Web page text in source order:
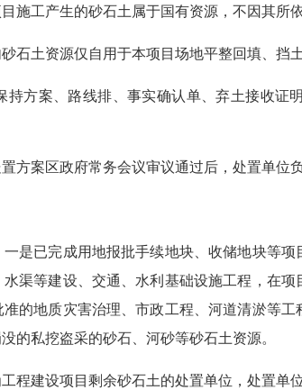
工产生的砂石土属于国有资源，不因其所依
土资源仅自用于本项目场地平整回填、挡土
案、路线排、事实确认单、弃土接收证
案区政府常务会议审议通过后，处置单位
已完成用地报批手续地块、收储地块等项
渠等建设、交通、水利基础设施工程，在
的地质灾害治理、市政工程、河道清淤等
的私挖盗采的砂石、河砂等砂石土资源。
建设项目剩余砂石土的处置单位，处置单位